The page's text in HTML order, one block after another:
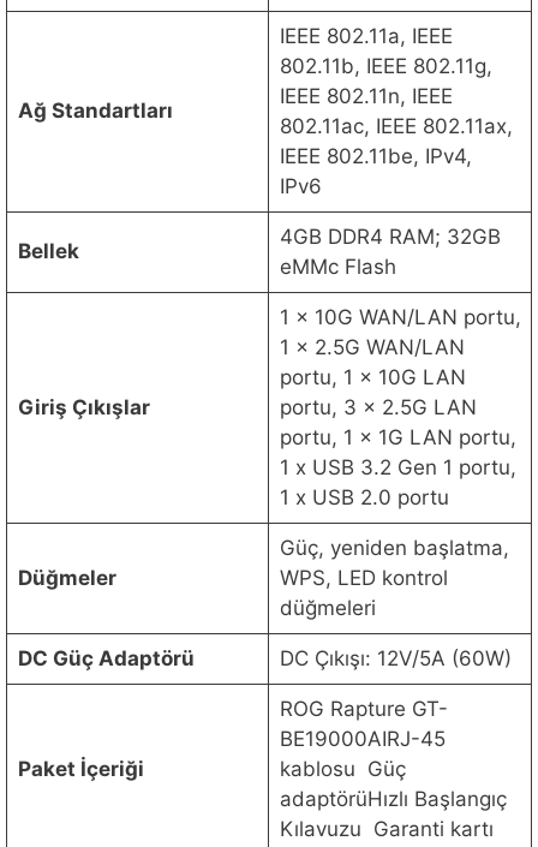
Ağ Standartları
IEEE 802.11a, IEEE
802.11b, IEEE 802.11g,
IEEE 802.11n, IEEE
802.11ac, IEEE 802.11ax,
IEEE 802.11be, IPv4,
IPv6
Bellek
4GB DDR4 RAM; 32GB
eMMc Flash
Giriş Çıkışlar
1 x 10G WAN/LAN portu,
1 x 2.5G WAN/LAN
portu, 1 x 10G LAN
portu, 3 x 2.5G LAN
portu, 1 x 1G LAN portu,
1 x USB 3.2 Gen 1 portu,
1 x USB 2.0 portu
Düğmeler
Güç, yeniden başlatma,
WPS, LED kontrol
düğmeleri
DC Güç Adaptörü DC Çıkışı: 12V/5A (60W)
Paket İçeriği
ROG Rapture GT-
BE19000AIRJ-45
kablosu Güç
adaptörüHızlı Başlangıç
Kılavuzu Garanti kartı